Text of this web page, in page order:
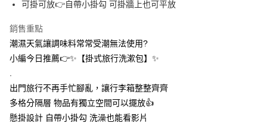
國泰世華商業銀行
兆豐國際商業銀行
匯豐（台灣）商業銀行
聯邦商業銀行
遠東國際商業銀行
元大商業銀行
永豐商業銀行
台灣樂天信用卡公司
街口支付
悠遊付
AFTEE先享後付
相關說明
【關於「AFTEE先享後付」】
AFTEE先享後付是「在收到商品之後才付款」的支付方式。 讓您購物簡單
ATM付款
可掛可放👉自帶小掛勾 可掛牆上也可平放
銷售重點
潮濕天氣讓調味料常常受潮無法使用?
小編今日推薦👉✨【掛式旅行洗漱包】✨
出門旅行不再手忙腳亂，讓行李箱整整齊齊
多格分隔層 物品有獨立空間可以擺放👍
懸掛設計 自帶小掛勾 洗澡也能看影片